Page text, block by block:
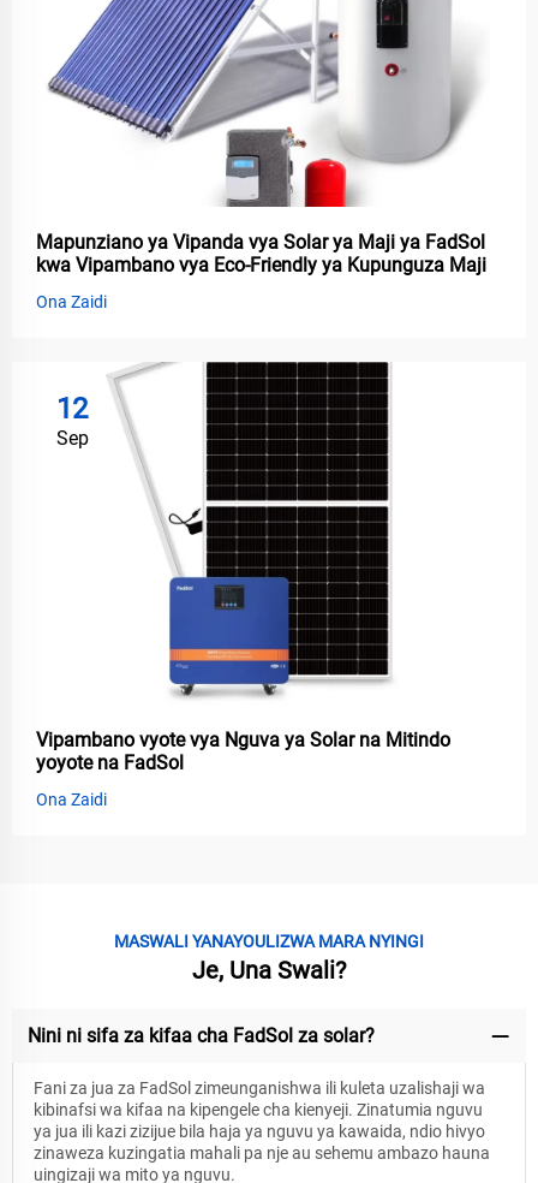
Mapunziano ya Vipanda vya Solar ya Maji ya FadSol
kwa Vipambano vya Eco-Friendly ya Kupunguza Maji
Ona Zaidi
12
Sep
Vipambano vyote vya Nguva ya Solar na Mitindo
yoyote na FadSol
Ona Zaidi
MASWALI YANAYOULIZWA MARA NYINGI
Je, Una Swali?
Nini ni sifa za kifaa cha FadSol za solar?
Fani za jua za FadSol zimeunganishwa ili kuleta uzalishaji wa
kibinafsi wa kifaa na kipengele cha kienyeji. Zinatumia nguvu
ya jua ili kazi zizijue bila haja ya nguvu ya kawaida, ndio hivyo
zinaweza kuzingatia mahali pa nje au sehemu ambazo hauna
uingizaji wa mito ya nguvu.